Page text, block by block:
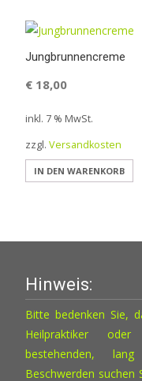
Jungbrunnencreme
€ 18,00
inkl. 7 % MwSt.
zzgl. Versandkosten
IN DEN WARENKORB
Hinweis:
Bitte bedenken Sie,
Heilpraktiker
bestehenden,
Beschwerden suchen